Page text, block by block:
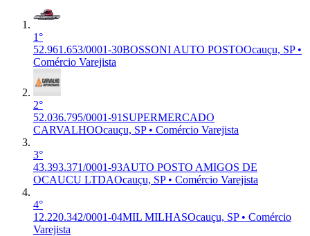
1°
52.961.653/0001-30BOSSONI AUTO POSTOOcauçu, SP •
Comércio Varejista
2°
52.036.795/0001-91 SUPERMERCADO
CARVALHOOcauçu, SP • Comércio Varejista
3°
43.393.371/0001-93AUTO POSTO AMIGOS DE
OCAUCU LTDAOcauçu, SP • Comércio Varejista
4°
12.220.342/0001-04MIL MILHASOcauçu, SP • Comércio
Varejista